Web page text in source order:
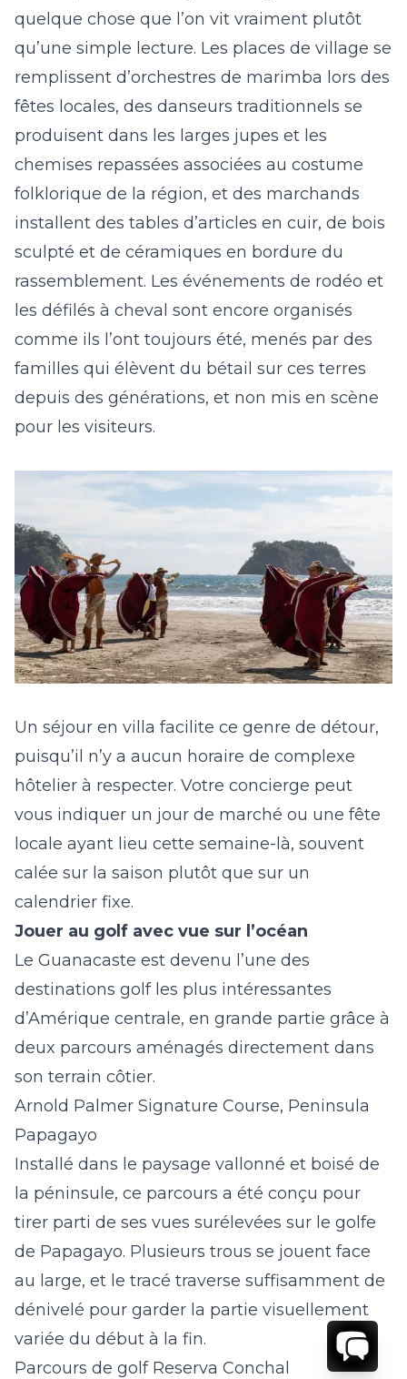
quelque chose que l’on vit vraiment plutôt
qu’une simple lecture. Les places de village se
remplissent d’orchestres de marimba lors des
fêtes locales, des danseurs traditionnels se
produisent dans les larges jupes et les
chemises repassées associées au costume
folklorique de la région, et des marchands
installent des tables d’articles en cuir, de bois
sculpté et de céramiques en bordure du
rassemblement. Les événements de rodéo et
les défilés à cheval sont encore organisés
comme ils l’ont toujours été, menés par des
familles qui élèvent du bétail sur ces terres
depuis des générations, et non mis en scène
pour les visiteurs.
Un séjour en villa facilite ce genre de détour,
puisqu’il n’y a aucun horaire de complexe
hôtelier à respecter. Votre concierge peut
vous indiquer un jour de marché ou une fête
locale ayant lieu cette semaine-là, souvent
calée sur la saison plutôt que sur un
calendrier fixe.
Jouer au golf avec vue sur l’océan
Le Guanacaste est devenu l’une des
destinations golf les plus intéressantes
d’Amérique centrale, en grande partie grâce à
deux parcours aménagés directement dans
son terrain côtier.
Arnold Palmer Signature Course, Peninsula
Papagayo
Installé dans le paysage vallonné et boisé de
la péninsule, ce parcours a été conçu pour
tirer parti de ses vues surélevées sur le golfe
de Papagayo. Plusieurs trous se jouent face
au large, et le tracé traverse suffisamment de
dénivelé pour garder la partie visuellement
variée du début à la fin.
Parcours de golf Reserva Conchal